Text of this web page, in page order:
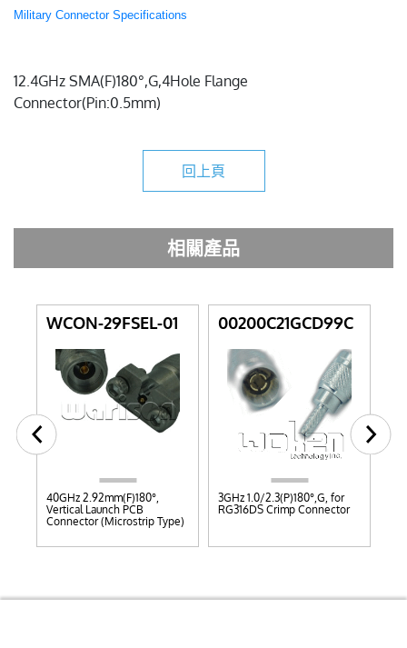
Military Connector Specifications
12.4GHz SMA(F)180°,G,4Hole Flange
Connector(Pin:0.5mm)
回上頁
相關產品
WCON-29FSEL-01
40GHz 2.92mm(F)180°,
Vertical Launch PCB
Connector (Microstrip Type)
00200C21GCD99C
3GHz 1.0/2.3(P)180°,G, for
RG316DS Crimp Connector